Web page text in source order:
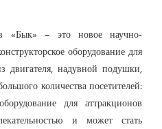
«Бык» – это новое научно-
оборудование для
двигателя, надувной подушки,
количества посетителей:
для аттракционов
и может стать